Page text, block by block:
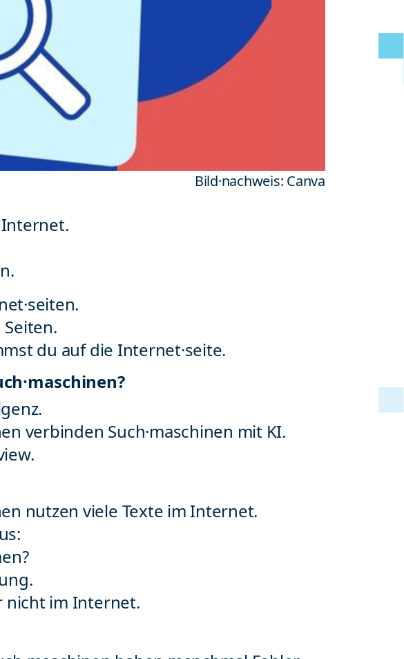
Bild·nachweis: Canva
Internet.
du auf die Internet·seite.
verbinden Such·maschinen mit KI.
nutzen viele Texte im Internet.
nicht im Internet.